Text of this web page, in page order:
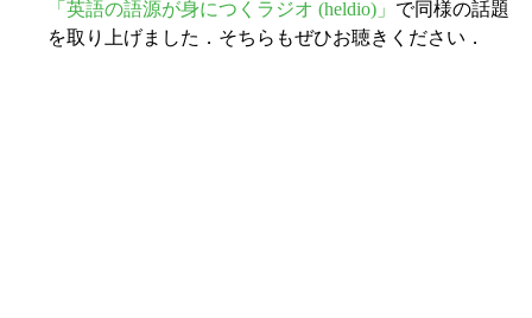
「英語の語源が身につくラジオ (heldio)」 で同様の話題
を取り上げました．そちらもぜひお聴きください．